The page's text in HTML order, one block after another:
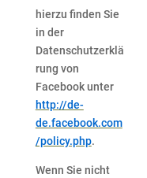
hierzu finden Sie
in der
Datenschutzerklä
rung von
Facebook unter
http://de-
de.facebook.com
/policy.php.
Wenn Sie nicht